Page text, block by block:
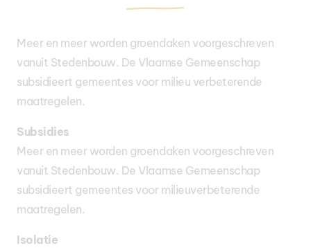
Meer en meer worden groendaken voorgeschreven
vanuit Stedenbouw. De Vlaamse Gemeenschap
subsidieert gemeentes voor milieu verbeterende
maatregelen.
Subsidies
Meer en meer worden groendaken voorgeschreven
vanuit Stedenbouw. De Vlaamse Gemeenschap
subsidieert gemeentes voor milieuverbeterende
maatregelen.
Isolatie